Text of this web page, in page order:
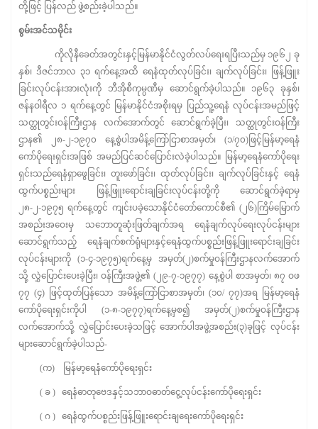
တို့ဖြင့် ပြန်လည် ဖွဲ့စည်းခဲ့ပါသည်။
စွမ်းအင်သမိုင်း
ကိုလိုနီခေတ်အတွင်းနှင့်မြန်မာနိုင်ငံလွတ်လပ်ရေးရပြီးသည်မှ ၁၉၆၂ ခု
နှစ်၊ ဒီဇင်ဘာလ ၃၁ ရက်နေ့အထိ ရေနံထုတ်လုပ်ခြင်း၊ ချက်လုပ်ခြင်း၊ ဖြန့်ဖြူး
ခြင်းလုပ်ငန်းအားလုံးကို ဘီအိုစီကုမ္ပဏီမှ ဆောင်ရွက်ခဲ့ပါသည်။ ၁၉၆၃ ခုနှစ်၊
ဇန်နဝါရီလ ၁ ရက်နေ့တွင် မြန်မာနိုင်ငံအစိုးရမှ ပြည်သူ့ရေနံ လုပ်ငန်းအမည်ဖြင့်
သတ္ထုတွင်းဝန်ကြီးဌာန လက်အောက်တွင် ဆောင်ရွက်ခဲ့ပြီး၊ သတ္ထုတွင်းဝန်ကြီး
ဌာန၏ ၂၈-၂-၁၉၇၀ နေ့စွဲပါအမိန့်ကြော်ငြာစာအမှတ်၊ (၁/၇၀)ဖြင့်မြန်မာ့ရေနံ
ကော်ပိုရေးရှင်းအဖြစ် အမည်ပြင်ဆင်ပြောင်းလဲခဲ့ပါသည်။ မြန်မာ့ရေနံကော်ပို​ရေး
ရှင်းသည်ရေနံရှာဖွေခြင်း၊ တူးဖော်ခြင်း၊ ထုတ်လုပ်ခြင်း၊ ချက်လုပ်ခြင်းနှင့် ရေနံ
ထွက်ပစ္စည်းများ ဖြန့်ဖြူးရောင်းချခြင်းလုပ်ငန်းတို့ကို ဆောင်ရွက်ခဲ့ရာမှ
၂၈-၂-၁၉၇၅ ရက်နေ့တွင် ကျင်းပခဲ့သောနိုင်ငံတော်ကောင်စီ၏ (၂၆)ကြိမ်မြောက်
အစည်းအဝေးမှ သဘောတူဆုံးဖြတ်ချက်အရ ရေနံချက်လုပ်ရေးလုပ်ငန်းများ
ဆောင်ရွက်သည့် ရေနံချက်စက်ရုံများနှင့်ရေနံထွက်ပစ္စည်းဖြန့်ဖြူးရောင်းချခြင်း
လုပ်ငန်းများကို (၁-၄-၁၉၇၅)ရက်နေ့မှ အမှတ်(၂)စက်မှုဝန်ကြီးဌာနလက်အောက်
သို့ လွှဲပြောင်းပေးခဲ့ပြီး၊ ဝန်ကြီးအဖွဲ့၏ (၂၉-၇-၁၉၇၇) နေ့စွဲပါ စာအမှတ်၊ ၈၇ ဝဖ
၇၇ (၄) ဖြင့်ထုတ်ပြန်သော အမိန့်ကြော်ငြာစာအမှတ်၊ (၁၀/ ၇၇)အရ မြန်မာ့ရေနံ
ကော်ပိုရေးရှင်းကိုပါ (၁-၈-၁၉၇၇)ရက်နေ့မှစ၍ အမှတ်(၂)စက်မှုဝန်ကြီးဌာန
လက်အောက်သို့ လွှဲပြောင်းပေးခဲ့သဖြင့် အောက်ပါအဖွဲ့အစည်း(၃)ခုဖြင့် လုပ်ငန်း
များဆောင်ရွက်ခဲ့ပါသည်-
(က) မြန်မာ့ရေနံကော်ပိုရေးရှင်း
( ခ ) ရေနံဓာတုဗေဒနှင့်သဘာဝဓာတ်ငွေ့လုပ်ငန်းကော်ပိုရေးရှင်း
( ဂ ) ရေနံထွက်ပစ္စည်းဖြန့်ဖြူးရောင်းချရေးကော်ပိုရေးရှင်း